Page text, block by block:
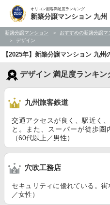
オリコン顧客満足度ランキング
新築分譲マンション 九州
新築分譲マンション おすすめの新築分譲マ
デザイン
【2025年】新築分譲マンション 九
デザイン 満足度ランキン
九州旅客鉄道
交通アクセスが良く、駅近く
と。また、スーパーが徒歩圏
（60代以上／男性）
穴吹工務店
セキュリティに優れている。
／女性）